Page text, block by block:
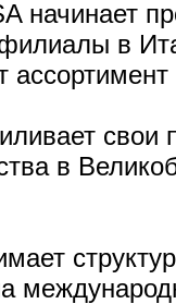
начинает
в
свои
в